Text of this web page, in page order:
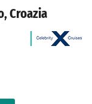
Croazia